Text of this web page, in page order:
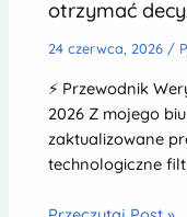
otrzymać
24 czerwca, 2026 /
⚡ Przewodnik
2026 Z mojego
zaktualizowane
technologiczne